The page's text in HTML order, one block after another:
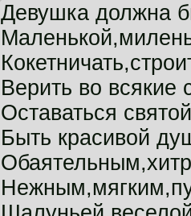
Девушка должна
Верить во всякие
Оставаться
Быть красивой